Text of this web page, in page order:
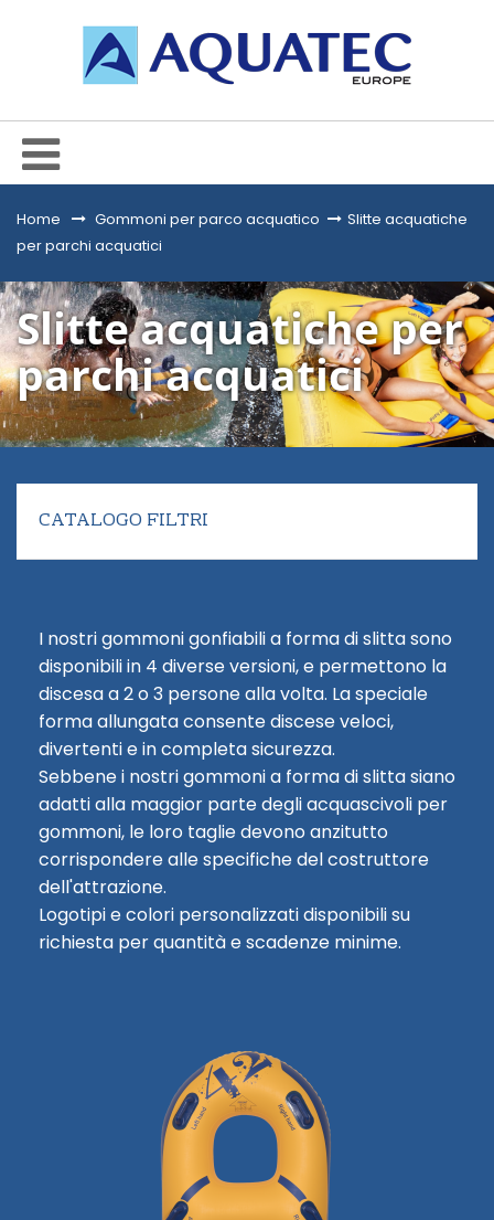
Home &gt;Gommoni per parco acquatico > Slitte acquatiche
per parchi acquatici
Slitte acquatiche per
parchi acquatici
CATALOGO FILTRI
I nostri gommoni gonfiabili a forma di slitta sono
disponibili in 4 diverse versioni, e permettono la
discesa a 2 o 3 persone alla volta. La speciale
forma allungata consente discese veloci,
divertenti e in completa sicurezza.
Sebbene i nostri gommoni a forma di slitta siano
adatti alla maggior parte degli acquascivoli per
gommoni, le loro taglie devono anzitutto
corrispondere alle specifiche del costruttore
dell'attrazione.
Logotipi e colori personalizzati disponibili su
richiesta per quantità e scadenze minime.